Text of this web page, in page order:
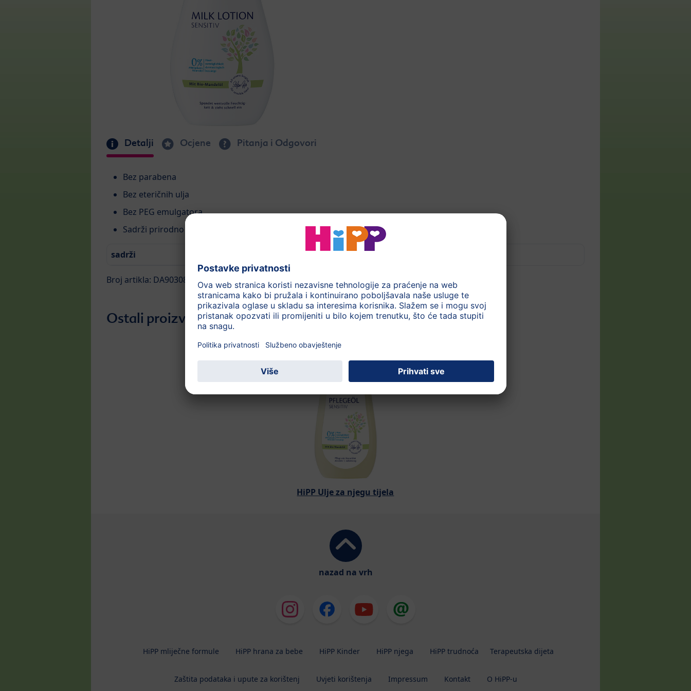
Detalji Ocjene Pitanja i Odgovori
Bez parabena
Bez eteričnih ulja
Bez PEG emulgatora
Sadrži prirodno bademovo ulje iz ekološke proizvodnje
sadrži 350 ml
Broj artikla: DA90308
Ostali proizvodi iz ove kategorije
HiPP Ulje za njegu tijela
nazad na vrh
HiPP mliječne formule HiPP hrana za bebe HiPP Kinder HiPP njega HiPP trudnoća Terapeutska dijeta
Zaštita podataka i upute za korištenj Uvjeti korištenja Impressum Kontakt O HiPP-u